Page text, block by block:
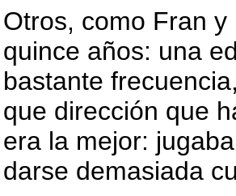
Otros, como Fran
quince años: una
bastante
que dirección que
era la mejor:
darse demasiada